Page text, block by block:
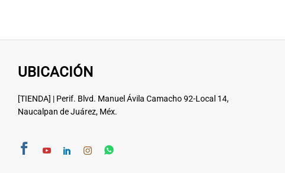
UBICACIÓN
[TIENDA] | Perif. Blvd. Manuel Ávila Camacho 92-Local 14,
Naucalpan de Juárez, Méx.